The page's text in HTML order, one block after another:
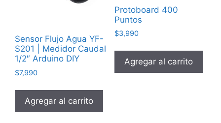
Sensor Flujo Agua YF-
S201 | Medidor Caudal
1/2″ Arduino DIY
$7,990
Agregar al carrito
Protoboard 400
Puntos
$3,990
Agregar al carrito